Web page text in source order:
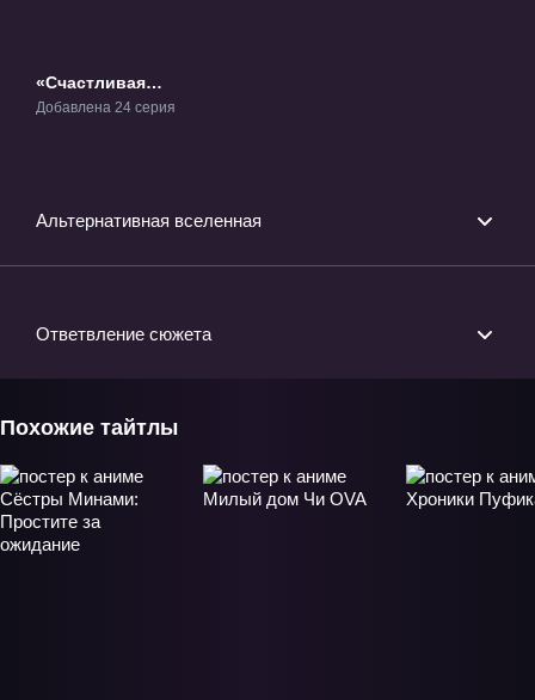
«Счастливая
звезда» ТВ-1
Добавлена 24 серия
Альтернативная вселенная
Ответвление сюжета
Похожие тайтлы